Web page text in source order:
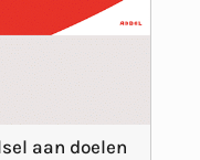
aan doelen